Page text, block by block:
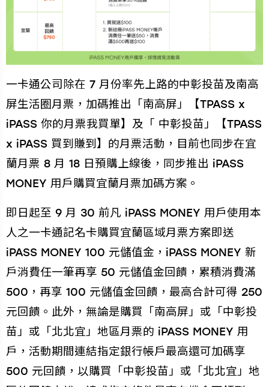
一卡通公司除在 7 月份率先上路的中彰投苗及南高
屏生活圈月票，加碼推出「南高屏」【TPASS x
iPASS 你的月票我買單】及「 中彰投苗」【TPASS
x iPASS 買到賺到】的月票活動，目前也同步在宜
蘭月票 8 月 18 日預購上線後，同步推出 iPASS
MONEY 用戶購買宜蘭月票加碼方案。
即日起至 9 月 30 前凡 iPASS MONEY 用戶使用本
人之一卡通記名卡購買宜蘭區域月票方案即送
iPASS MONEY 100 元儲值金，iPASS MONEY 新
戶消費任一筆再享 50 元儲值金回饋，累積消費滿
500，再享 100 元儲值金回饋，最高合計可得 250
元回饋。此外，無論是購買「南高屏」或「中彰投
苗」或「北北宜」地區月票的 iPASS MONEY 用
戶，活動期間連結指定銀行帳戶最高還可加碼享
500 元回饋，以購買「中彰投苗」或「北北宜」地